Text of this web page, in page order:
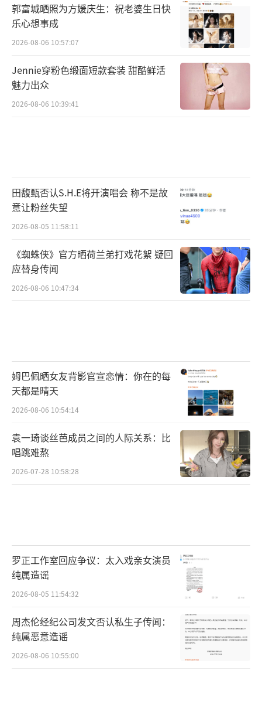
郭富城晒照为方媛庆生：祝老婆生日快
乐心想事成
2026-08-06 10:57:07
Jennie穿粉色缎面短款套装 甜酷鲜活
魅力出众
2026-08-06 10:39:41
田馥甄否认S.H.E将开演唱会 称不是故
意让粉丝失望
2026-08-05 11:58:11
《蜘蛛侠》官方晒荷兰弟打戏花絮 疑回
应替身传闻
2026-08-06 10:47:34
姆巴佩晒女友背影官宣恋情：你在的每
天都是晴天
2026-08-06 10:54:14
袁一琦谈丝芭成员之间的人际关系：比
唱跳难熬
2026-07-28 10:58:28
罗正工作室回应争议：太入戏亲女演员
纯属造谣
2026-08-05 11:54:32
周杰伦经纪公司发文否认私生子传闻：
纯属恶意造谣
2026-08-06 10:55:00